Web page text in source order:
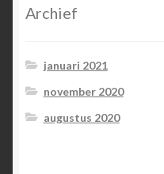
Archief
januari 2021
november 2020
augustus 2020